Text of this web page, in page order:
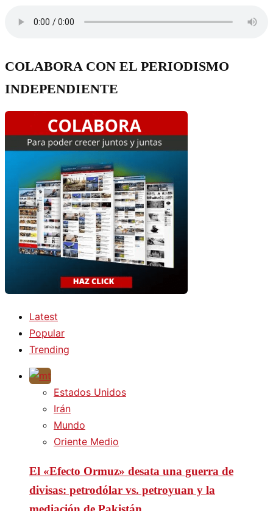
COLABORA CON EL PERIODISMO
INDEPENDIENTE
Latest
Popular
Trending
Estados Unidos
Irán
Mundo
Oriente Medio
El «Efecto Ormuz» desata una guerra de
divisas: petrodólar vs. petroyuan y la